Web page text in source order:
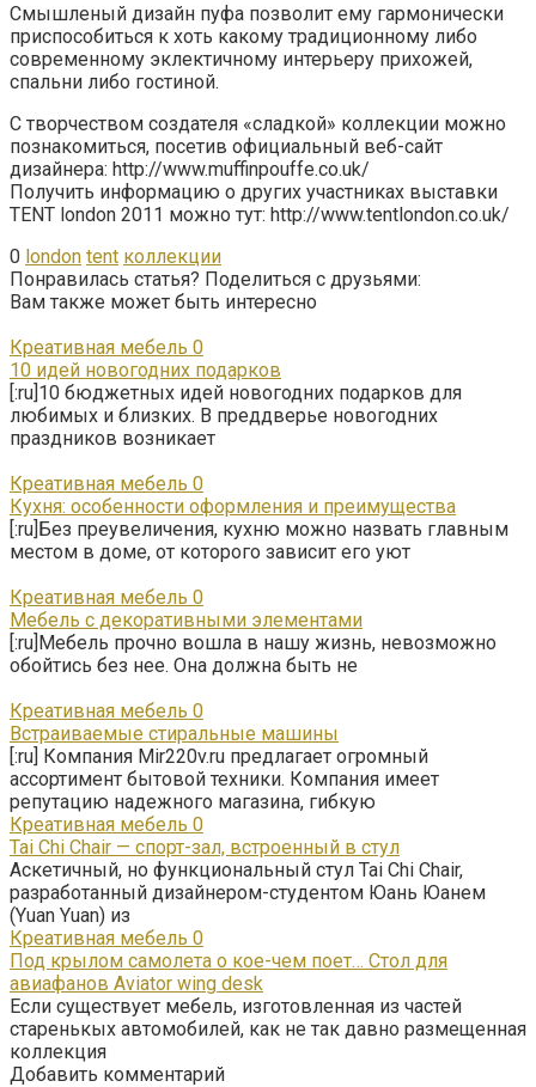
Смышленый дизайн пуфа позволит ему гармонически
приспособиться к хоть какому традиционному либо
современному эклектичному интерьеру прихожей,
спальни либо гостиной.
С творчеством создателя «сладкой» коллекции можно
познакомиться, посетив официальный веб-сайт
дизайнера: http://www.muffinpouffe.co.uk/
Получить информацию о других участниках выставки
TENT london 2011 можно тут: http://www.tentlondon.co.uk/
0 london tent коллекции
Понравилась статья? Поделиться с друзьями:
Вам также может быть интересно
Креативная мебель 0
10 идей новогодних подарков
[:ru]10 бюджетных идей новогодних подарков для
любимых и близких. В преддверье новогодних
праздников возникает
Креативная мебель 0
Кухня: особенности оформления и преимущества
[:ru]Без преувеличения, кухню можно назвать главным
местом в доме, от которого зависит его уют
Креативная мебель 0
Мебель с декоративными элементами
[:ru]Мебель прочно вошла в нашу жизнь, невозможно
обойтись без нее. Она должна быть не
Креативная мебель 0
Встраиваемые стиральные машины
[:ru] Компания Mir220v.ru предлагает огромный
ассортимент бытовой техники. Компания имеет
репутацию надежного магазина, гибкую
Креативная мебель 0
Tai Chi Chair — спорт-зал, встроенный в стул
Аскетичный, но функциональный стул Tai Chi Chair,
разработанный дизайнером-студентом Юань Юанем
(Yuan Yuan) из
Креативная мебель 0
Под крылом самолета о кое-чем поет… Стол для
авиафанов Aviator wing desk
Если существует мебель, изготовленная из частей
старенькых автомобилей, как не так давно размещенная
коллекция
Добавить комментарий